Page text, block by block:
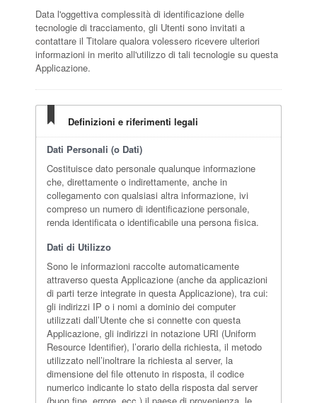
Data l'oggettiva complessità di identificazione delle
tecnologie di tracciamento, gli Utenti sono invitati a
contattare il Titolare qualora volessero ricevere ulteriori
informazioni in merito all'utilizzo di tali tecnologie su questa
Applicazione.
Definizioni e riferimenti legali
Dati Personali (o Dati)
Costituisce dato personale qualunque informazione
che, direttamente o indirettamente, anche in
collegamento con qualsiasi altra informazione, ivi
compreso un numero di identificazione personale,
renda identificata o identificabile una persona fisica.
Dati di Utilizzo
Sono le informazioni raccolte automaticamente
attraverso questa Applicazione (anche da applicazioni
di parti terze integrate in questa Applicazione), tra cui:
gli indirizzi IP o i nomi a dominio dei computer
utilizzati dall’Utente che si connette con questa
Applicazione, gli indirizzi in notazione URI (Uniform
Resource Identifier), l’orario della richiesta, il metodo
utilizzato nell’inoltrare la richiesta al server, la
dimensione del file ottenuto in risposta, il codice
numerico indicante lo stato della risposta dal server
(buon fine, errore, ecc.) il paese di provenienza, le